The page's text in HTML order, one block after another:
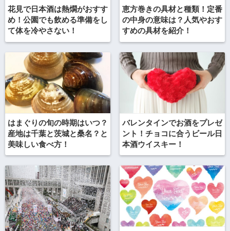
花見で日本酒は熱燗がおすす
め！公園でも飲める準備をし
て体を冷やさない！
恵方巻きの具材と種類！定番
の中身の意味は？人気やおす
すめの具材を紹介！
はまぐりの旬の時期はいつ？
産地は千葉と茨城と桑名？と
美味しい食べ方！
バレンタインでお酒をプレゼ
ント！チョコに合うビール日
本酒ウイスキー！